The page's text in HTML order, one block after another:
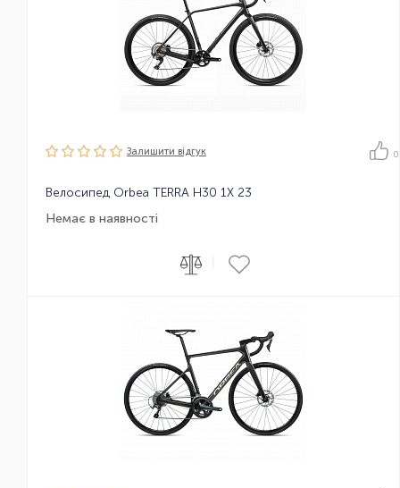
Залишити вiдгук 0
Велосипед Orbea TERRA H30 1X 23
Немає в наявності